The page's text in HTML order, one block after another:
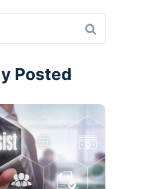
Posted